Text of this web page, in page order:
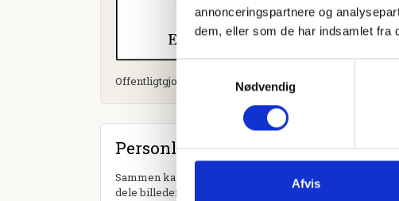
annonceringspartnere og
dem, eller som de har indsamlet fra
Nødvendig
Afvis
Offentligtgjort i Brædstrup Avis d. 1. november 2023
Personlig hilsen
Sammen kan vi mindes Jens Peter Johansen. Du kan
dele billeder og video eller blot sende et hjerte eller en